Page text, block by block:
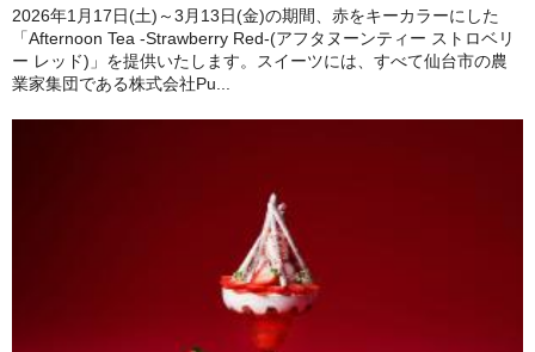
2026年1月17日(土)～3月13日(金)の期間、赤をキーカラーにした
「Afternoon Tea -Strawberry Red-(アフタヌーンティー ストロベリ
ー レッド)」を提供いたします。スイーツには、すべて仙台市の農
業家集団である株式会社Pu...